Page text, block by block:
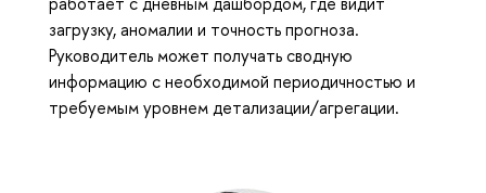
загрузку, аномалии и точность прогноза.
Руководитель может получать сводную
информацию с необходимой периодичностью и
требуемым уровнем детализации/агрегации.